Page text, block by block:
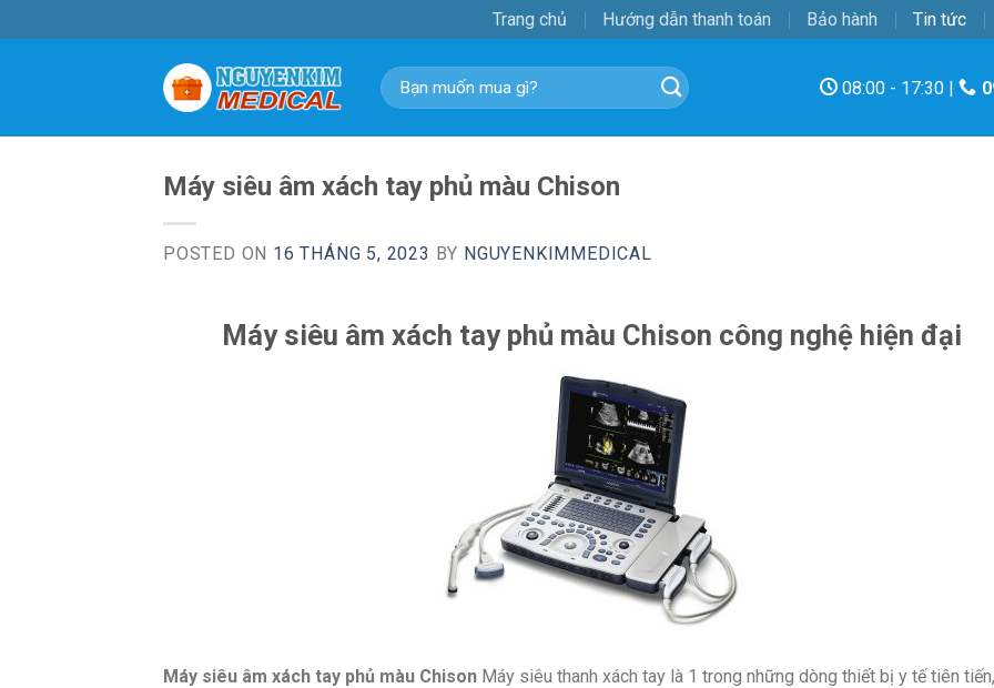
to
Trang chủ Hướng dẫn thanh toán Bảo hành Tin tức
Tìm
kiếm:
08:00 - 17:30 |
Máy siêu âm xách tay phủ màu Chison
POSTED ON 16 THÁNG 5, 2023 BY NGUYENKIMMEDICAL
Máy siêu âm xách tay phủ màu Chison công nghệ hiện đại
Máy siêu âm xách tay phủ màu Chison Máy siêu thanh xách tay là 1 trong những dòng thiết bị y tế tiên